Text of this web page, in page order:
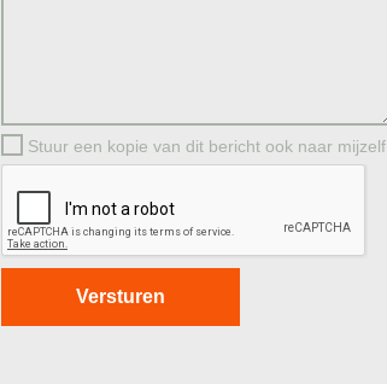
Stuur een kopie van dit bericht ook naar mijzelf.